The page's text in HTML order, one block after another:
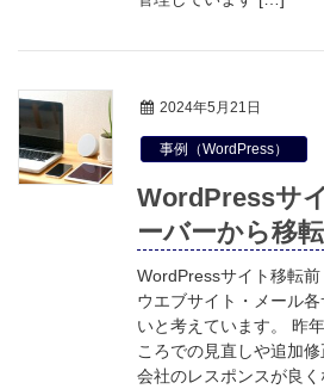
2024年5月21日
事例（WordPress）
WordPressサ
ーバーから移転
WordPressサイト移転
ウエブサイト・メール
いと考えています。 昨
ころでの見直しや追加
会社のレスポンスが良